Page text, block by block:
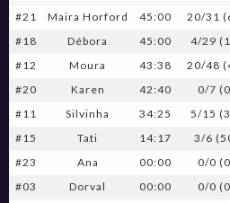
#21
Maira Horford 45:00 20/31
#18
Débora 45:00 4/29
#12
Moura 43:38 20/48
#20
Karen 42:40 0/7
#11
Silvinha 34:25 5/15
#15
Tati 14:17 3/6
#23
Ana 00:00 0/0
#03
Dorval 00:00 0/0